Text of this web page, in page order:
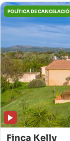
POLÍTICA DE
Finca Kelly